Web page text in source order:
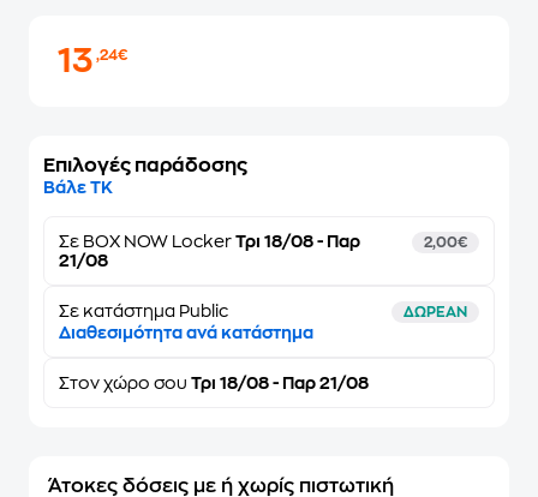
13,24€
Επιλογές παράδοσης
Βάλε ΤΚ
Σε BOX NOW Locker Τρι 18/08 - Παρ
21/08
2,00€
Σε κατάστημα Public ΔΩΡΕΑΝ
Διαθεσιμότητα ανά κατάστημα
Στον χώρο σου Τρι 18/08 - Παρ 21/08
Άτοκες δόσεις με ή χωρίς πιστωτική